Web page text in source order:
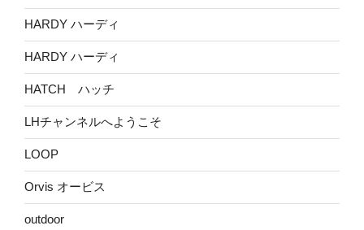
HARDY ハーディ
HARDY ハーディ
HATCH ハッチ
LHチャンネルへようこそ
LOOP
Orvis オービス
outdoor